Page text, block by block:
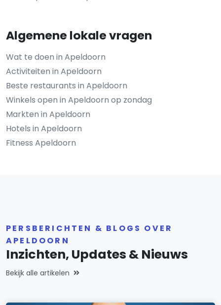
Algemene lokale vragen
Wat te doen in Apeldoorn
Activiteiten in Apeldoorn
Beste restaurants in Apeldoorn
Winkels open in Apeldoorn op zondag
Markten in Apeldoorn
Hotels in Apeldoorn
Fitness Apeldoorn
PERSBERICHTEN & BLOGS OVER
APELDOORN
Inzichten, Updates & Nieuws
Bekijk alle artikelen